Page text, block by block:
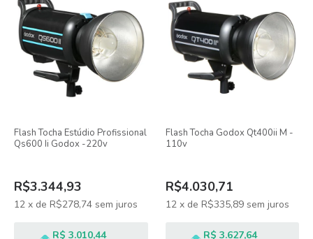
Flash Tocha Estúdio Profissional
Qs600 Ii Godox -220v
R$3.344,93
12 x de R$278,74 sem juros
R$ 3.010,44
Flash Tocha Godox Qt400ii M -
110v
R$4.030,71
12 x de R$335,89 sem juros
R$ 3.627,64